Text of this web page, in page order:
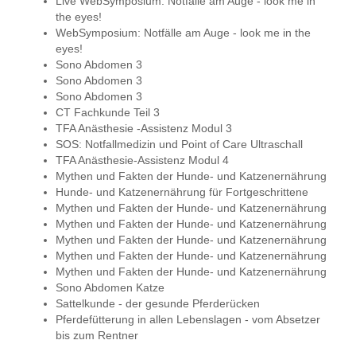
the eyes!
WebSymposium: Notfälle am Auge - look me in the
eyes!
Sono Abdomen 3
Sono Abdomen 3
Sono Abdomen 3
CT Fachkunde Teil 3
TFA Anästhesie -Assistenz Modul 3
SOS: Notfallmedizin und Point of Care Ultraschall
TFA Anästhesie-Assistenz Modul 4
Mythen und Fakten der Hunde- und Katzenernährung
Hunde- und Katzenernährung für Fortgeschrittene
Mythen und Fakten der Hunde- und Katzenernährung
Mythen und Fakten der Hunde- und Katzenernährung
Mythen und Fakten der Hunde- und Katzenernährung
Mythen und Fakten der Hunde- und Katzenernährung
Mythen und Fakten der Hunde- und Katzenernährung
Sono Abdomen Katze
Sattelkunde - der gesunde Pferderücken
Pferdefütterung in allen Lebenslagen - vom Absetzer
bis zum Rentner